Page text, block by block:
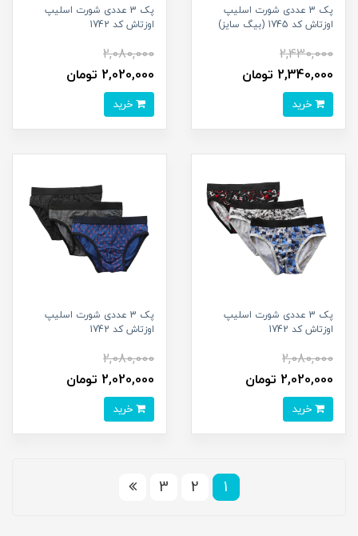
پک 3 عددی شورت اسلیپ
اوزتاش کد 1745 (بیگ سایز)
2,430,000
2,340,000 تومان
پک 3 عددی شورت اسلیپ
اوزتاش کد 1742
2,080,000
2,020,000 تومان
پک 3 عددی شورت اسلیپ
اوزتاش کد 1742
2,080,000
2,020,000 تومان
پک 3 عددی شورت اسلیپ
اوزتاش کد 1742
2,080,000
2,020,000 تومان
1
2
3